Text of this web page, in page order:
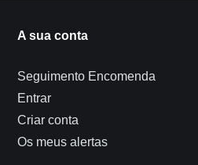
A sua conta
Seguimento Encomenda
Entrar
Criar conta
Os meus alertas